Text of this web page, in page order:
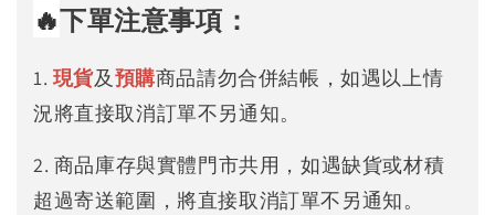
🔥下單注意事項：
1. 現貨及預購商品請勿合併結帳，如遇以上情
況將直接取消訂單不另通知。
2. 商品庫存與實體門市共用，如遇缺貨或材積
超過寄送範圍，將直接取消訂單不另通知。